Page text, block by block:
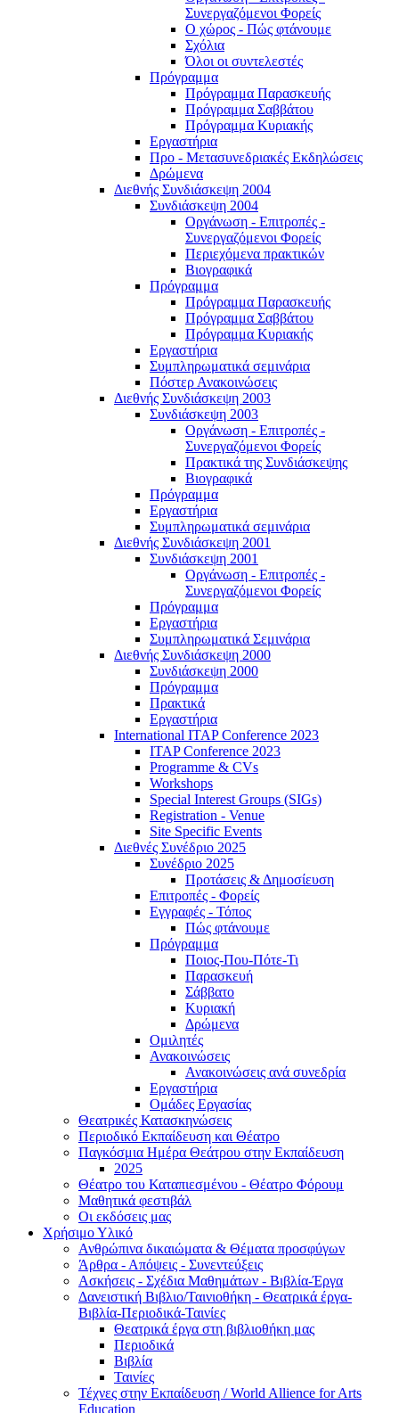
Συνεργαζόμενοι Φορείς
Ο χώρος - Πώς φτάνουμε
Σχόλια
Όλοι οι συντελεστές
Πρόγραμμα
Πρόγραμμα Παρασκευής
Πρόγραμμα Σαββάτου
Πρόγραμμα Κυριακής
Εργαστήρια
Προ - Μετασυνεδριακές Εκδηλώσεις
Δρώμενα
Διεθνής Συνδιάσκεψη 2004
Συνδιάσκεψη 2004
Οργάνωση - Επιτροπές -
Συνεργαζόμενοι Φορείς
Περιεχόμενα πρακτικών
Βιογραφικά
Πρόγραμμα
Πρόγραμμα Παρασκευής
Πρόγραμμα Σαββάτου
Πρόγραμμα Κυριακής
Εργαστήρια
Συμπληρωματικά σεμινάρια
Πόστερ Ανακοινώσεις
Διεθνής Συνδιάσκεψη 2003
Συνδιάσκεψη 2003
Οργάνωση - Επιτροπές -
Συνεργαζόμενοι Φορείς
Πρακτικά της Συνδιάσκεψης
Βιογραφικά
Πρόγραμμα
Εργαστήρια
Συμπληρωματικά σεμινάρια
Διεθνής Συνδιάσκεψη 2001
Συνδιάσκεψη 2001
Οργάνωση - Επιτροπές -
Συνεργαζόμενοι Φορείς
Πρόγραμμα
Εργαστήρια
Συμπληρωματικά Σεμινάρια
Διεθνής Συνδιάσκεψη 2000
Συνδιάσκεψη 2000
Πρόγραμμα
Πρακτικά
Εργαστήρια
International ITAP Conference 2023
ITAP Conference 2023
Programme & CVs
Workshops
Special Interest Groups (SIGs)
Registration - Venue
Site Specific Events
Διεθνές Συνέδριο 2025
Συνέδριο 2025
Προτάσεις & Δημοσίευση
Επιτροπές - Φορείς
Εγγραφές - Τόπος
Πώς φτάνουμε
Πρόγραμμα
Ποιος-Που-Πότε-Τι
Παρασκευή
Σάββατο
Κυριακή
Δρώμενα
Ομιλητές
Ανακοινώσεις
Ανακοινώσεις ανά συνεδρία
Εργαστήρια
Ομάδες Εργασίας
Θεατρικές Κατασκηνώσεις
Περιοδικό Εκπαίδευση και Θέατρο
Παγκόσμια Ημέρα Θεάτρου στην Εκπαίδευση
2025
Θέατρο του Καταπιεσμένου - Θέατρο Φόρουμ
Μαθητικά φεστιβάλ
Οι εκδόσεις μας
Χρήσιμο Υλικό
Ανθρώπινα δικαιώματα & Θέματα προσφύγων
Άρθρα - Απόψεις - Συνεντεύξεις
Ασκήσεις - Σχέδια Μαθημάτων - Βιβλία-Έργα
Δανειστική Βιβλιο/Ταινιοθήκη - Θεατρικά έργα-
Βιβλία-Περιοδικά-Ταινίες
Θεατρικά έργα στη βιβλιοθήκη μας
Περιοδικά
Βιβλία
Ταινίες
Τέχνες στην Εκπαίδευση / World Allience for Arts
Education